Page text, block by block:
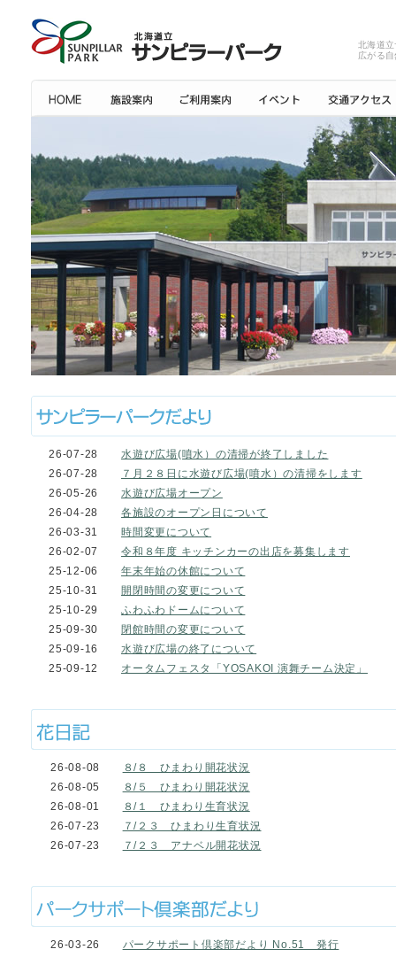
北海道
広がる
26-07-28
水遊び広場(噴水）の清掃が終了しました
26-07-28
７月２８日に水遊び広場(噴水）の清掃をします
26-05-26
水遊び広場オープン
26-04-28
各施設のオープン日について
26-03-31
時間変更について
26-02-07
令和８年度 キッチンカーの出店を募集します
25-12-06
年末年始の休館について
25-10-31
開閉時間の変更について
25-10-29
ふわふわドームについて
25-09-30
閉館時間の変更について
25-09-16
水遊び広場の終了について
25-09-12
オータムフェスタ「YOSAKOI 演舞チーム決定」
26-08-08
８/８ ひまわり開花状況
26-08-05
８/５ ひまわり開花状況
26-08-01
８/１ ひまわり生育状況
26-07-23
７/２３ ひまわり生育状況
26-07-23
７/２３ アナベル開花状況
26-03-26 パークサポート倶楽部だより No.51 発行